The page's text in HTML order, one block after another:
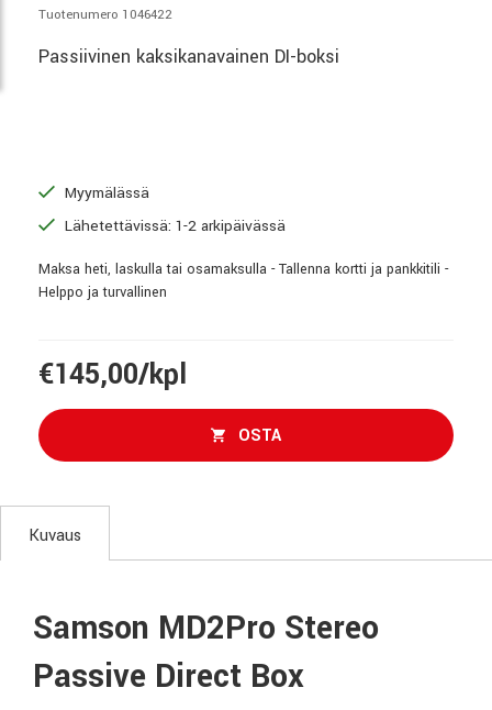
Tuotenumero 1046422
Passiivinen kaksikanavainen DI-boksi
Myymälässä
Lähetettävissä: 1-2 arkipäivässä
Maksa heti, laskulla tai osamaksulla - Tallenna kortti ja pankkitili -
Helppo ja turvallinen
€145,00/kpl
OSTA
Kuvaus
Samson MD2Pro Stereo
Passive Direct Box